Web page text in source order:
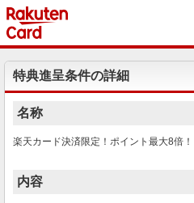
特典進呈条件の詳細
名称
楽天カード決済限定！ポイント最大8倍！
内容